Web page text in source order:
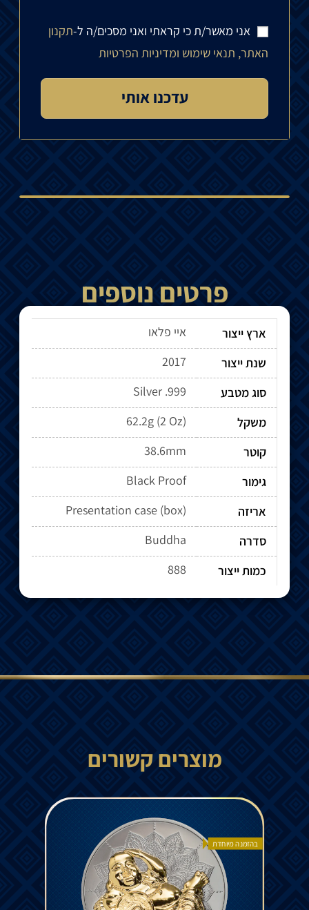
אני מאשר/ת כי קראתי ואני מסכים/ה ל-תקנון
האתר, תנאי שימוש ומדיניות הפרטיות
פרטים נוספים
ארץ ייצור
איי פלאו
שנת ייצור
2017
סוג מטבע
Silver .999
משקל
62.2g (2 Oz)
קוטר
38.6mm
גימור
Black Proof
אריזה
Presentation case (box)
סדרה
Buddha
כמות ייצור
888
מוצרים קשורים
בהזמנה מיוחדת